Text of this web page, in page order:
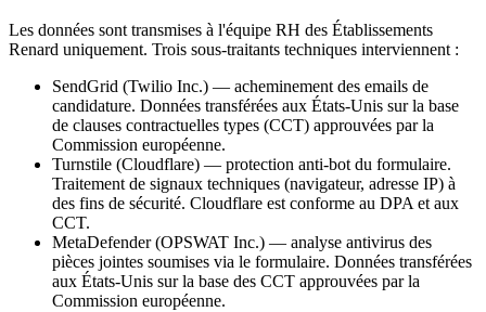
Les données sont transmises à l'équipe RH des Établissements
Renard uniquement. Trois sous-traitants techniques interviennent :
SendGrid (Twilio Inc.) — acheminement des emails de
candidature. Données transférées aux États-Unis sur la base
de clauses contractuelles types (CCT) approuvées par la
Commission européenne.
Turnstile (Cloudflare) — protection anti-bot du formulaire.
Traitement de signaux techniques (navigateur, adresse IP) à
des fins de sécurité. Cloudflare est conforme au DPA et aux
CCT.
MetaDefender (OPSWAT Inc.) — analyse antivirus des
pièces jointes soumises via le formulaire. Données transférées
aux États-Unis sur la base des CCT approuvées par la
Commission européenne.